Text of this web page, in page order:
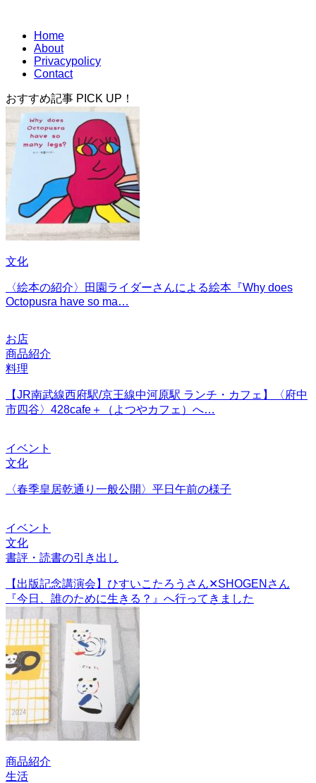
Home
About
Privacypolicy
Contact
おすすめ記事 PICK UP！
文化
〈絵本の紹介〉田園ライダーさんによる絵本『Why does
Octopusra have so ma…
お店
商品紹介
料理
【JR南武線西府駅/京王線中河原駅 ランチ・カフェ】〈府中
市四谷〉428cafe＋（よつやカフェ）へ…
イベント
文化
〈春季皇居乾通り一般公開〉平日午前の様子
イベント
文化
書評・読書の引き出し
【出版記念講演会】ひすいこたろうさん✕SHOGENさん
『今日、誰のために生きる？』へ行ってきました
商品紹介
生活